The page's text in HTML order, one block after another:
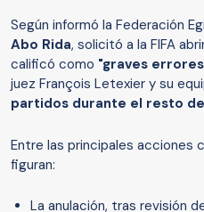
Según informó la Federación
Abo Rida, solicitó a la FIFA
calificó como "graves
juez François Letexier y su
partidos durante el resto
Entre las principales acciones
figuran:
La anulación, tras revisión